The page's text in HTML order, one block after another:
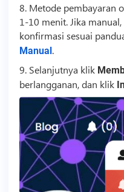
8. Metode pembayaran
1-10 menit. Jika
konfirmasi sesuai
Manual.
9. Selanjutnya klik
berlangganan, dan klik